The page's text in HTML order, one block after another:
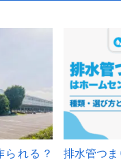
られる？
排水管つ